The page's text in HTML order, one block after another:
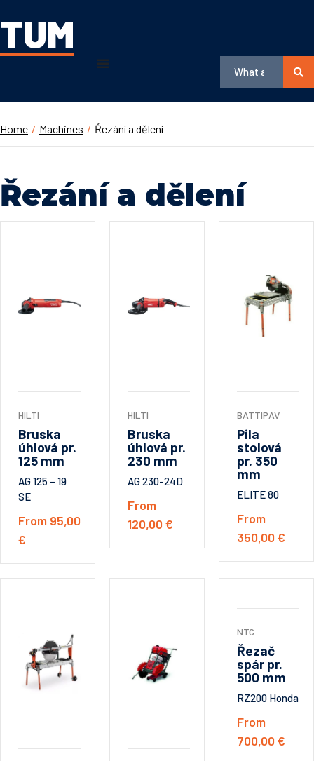
TUM
Home / Machines / Řezání a dělení
Řezání a dělení
HILTI
Bruska
úhlová pr.
125 mm
AG 125 – 19
SE
From 95,00
€
HILTI
Bruska
úhlová pr.
230 mm
AG 230-24D
From
120,00 €
BATTIPAV
Pila
stolová
pr. 350
mm
ELITE 80
From
350,00 €
NTC
Řezač
spár pr.
500 mm
RZ200 Honda
From
700,00 €